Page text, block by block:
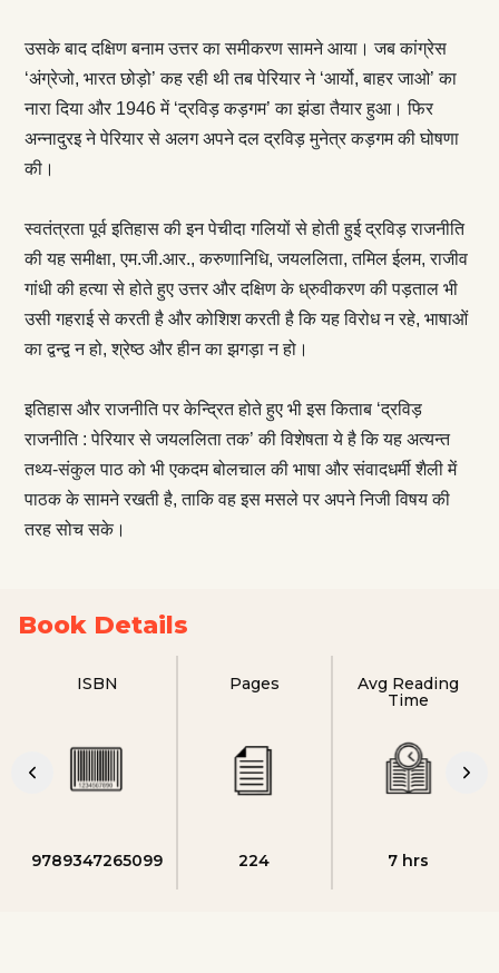
उसके बाद दक्षिण बनाम उत्तर का समीकरण सामने आया। जब कांग्रेस
‘अंग्रेजो, भारत छोड़ो’ कह रही थी तब पेरियार ने ‘आर्यो, बाहर जाओ’ का
नारा दिया और 1946 में ‘द्रविड़ कड़‌गम’ का झंडा तैयार हुआ। फिर
अन्नादुरइ ने पेरियार से अलग अपने दल द्रविड़ मुनेत्र कड़‌गम की घोषणा
की।
स्वतंत्रता पूर्व इतिहास की इन पेचीदा गलियों से होती हुई द्रविड़ राजनीति
की यह समीक्षा, एम.जी.आर., करुणानिधि, जयललिता, तमिल ईलम, राजीव
गांधी की हत्या से होते हुए उत्तर और दक्षिण के ध्रुवीकरण की पड़ताल भी
उसी गहराई से करती है और कोशिश करती है कि यह विरोध न रहे, भाषाओं
का द्वन्द्व न हो, श्रेष्ठ और हीन का झगड़ा न हो।
इतिहास और राजनीति पर केन्द्रित होते हुए भी इस किताब ‘द्रविड़
राजनीति : पेरियार से जयललिता तक’ की विशेषता ये है कि यह अत्यन्त
तथ्य-संकुल पाठ को भी एकदम बोलचाल की भाषा और संवादधर्मी शैली में
पाठक के सामने रखती है, ताकि वह इस मसले पर अपने निजी विषय की
तरह सोच सके।
Book Details
ISBN
9789347265099
Pages
224
Avg Reading
Time
7 hrs